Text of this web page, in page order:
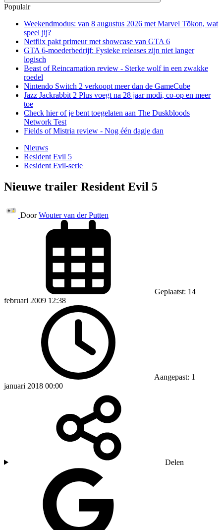
Populair
Weekendmodus: van 8 augustus 2026 met Marvel Tōkon, wat
speel jij?
Netflix pakt primeur met showcase van GTA 6
GTA 6-moederbedrijf: Fysieke releases zijn niet langer
logisch
Beast of Reincarnation review - Sterke wolf in een zwakke
roedel
Nintendo Switch 2 verkoopt meer dan de GameCube
Jazz Jackrabbit 2 Plus voegt na 28 jaar modi, co-op en meer
toe
Check hier of je bent toegelaten aan The Duskbloods
Network Test
Fields of Mistria review - Nog één dagje dan
Nieuws
Resident Evil 5
Resident Evil-serie
Nieuwe trailer Resident Evil 5
Door Wouter van der Putten
Geplaatst: 14
februari 2009 12:38
Aangepast: 1
januari 2018 00:00
Delen